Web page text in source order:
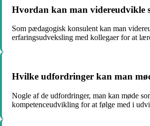
Hvordan kan man videreudvikle
Som pædagogisk konsulent kan man
erfaringsudveksling med kollegaer for at
Hvilke udfordringer kan man
Nogle af de udfordringer, man kan møde
kompetenceudvikling for at følge med i